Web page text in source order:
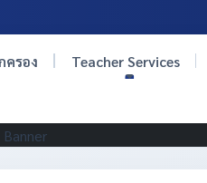
ครอง Teacher Services